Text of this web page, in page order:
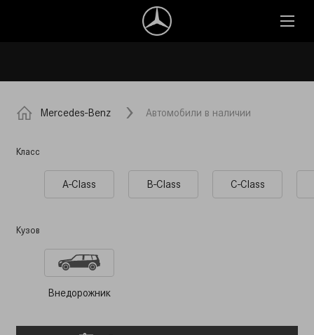
Mercedes-Benz Автомобили в наличии
Класс
A-Class B-Class C-Class
Кузов
Внедорожник